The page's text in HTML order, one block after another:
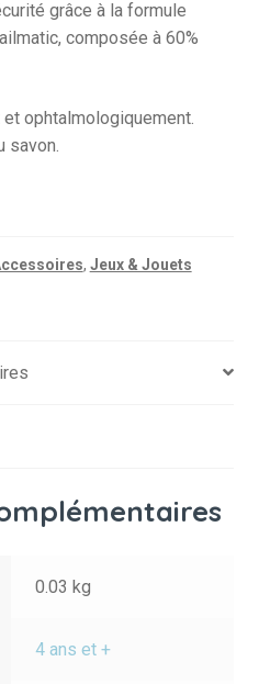
grâce à la formule
composée à 60%
ophtalmologiquement.
savon.
, Jeux & Jouets
0.03 kg
4 ans et +